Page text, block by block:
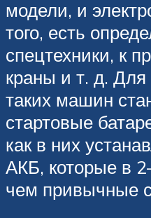
модели, и
того, есть
спецтехники, к
краны и т. д. Для
таких машин
стартовые
как в них
АКБ, которые в
чем привычные